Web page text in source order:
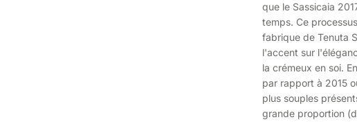
que le Sassicaia
temps. Ce
fabrique de Tenuta
l'accent sur
la crémeux en soi.
par rapport à 2015
plus souples
grande proportion